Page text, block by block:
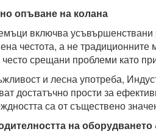
опъване на колана
включва
честота, а не
срещани проблеми като
и лесна употреба,
достатъчно прости за
са от съществено
на